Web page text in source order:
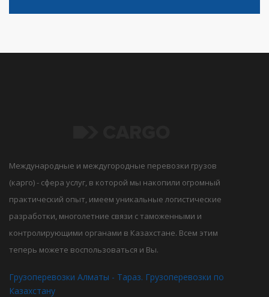
Международные и междугородные перевозки грузов
(карго) - сфера услуг, в которой мы накопили огромный
практический опыт, имеем уникальные логистические
разработки, многолетние связи с таможенными и
контролирующими органами в Казахстане. Всем этим
теперь можете воспользоваться и Вы.
Грузоперевозки Алматы - Тараз. Грузоперевозки по
Казахстану